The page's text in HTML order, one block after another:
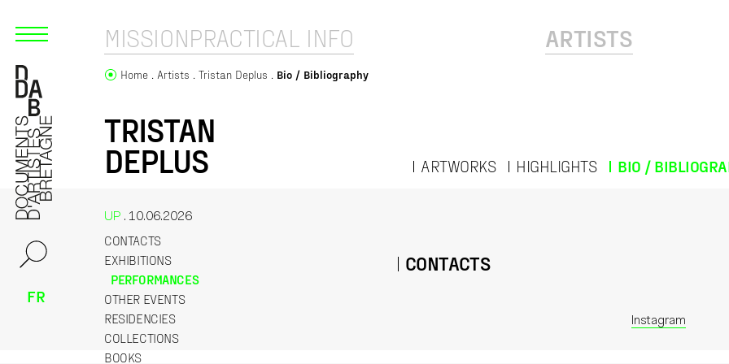
FR
MISSIONPRACTICAL INFO ARTISTS
Home Artists Tristan Deplus Bio / Bibliography
TRISTAN
DEPLUS ARTWORKS HIGHLIGHTS BIO /
CONTACTS
EXHIBITIONS
PERFORMANCES
OTHER EVENTS
RESIDENCIES
COLLECTIONS
BOOKS
UP . 10.06.2026
CONTACTS
Instagram